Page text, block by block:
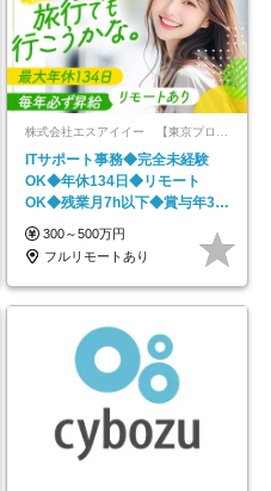
ITサポート事務◆完全未経験
OK◆年休134日◆リモート
OK◆残業月7h以下◆賞与年3回
◆5年目まで必ず昇給
300～500万円
フルリモートあり